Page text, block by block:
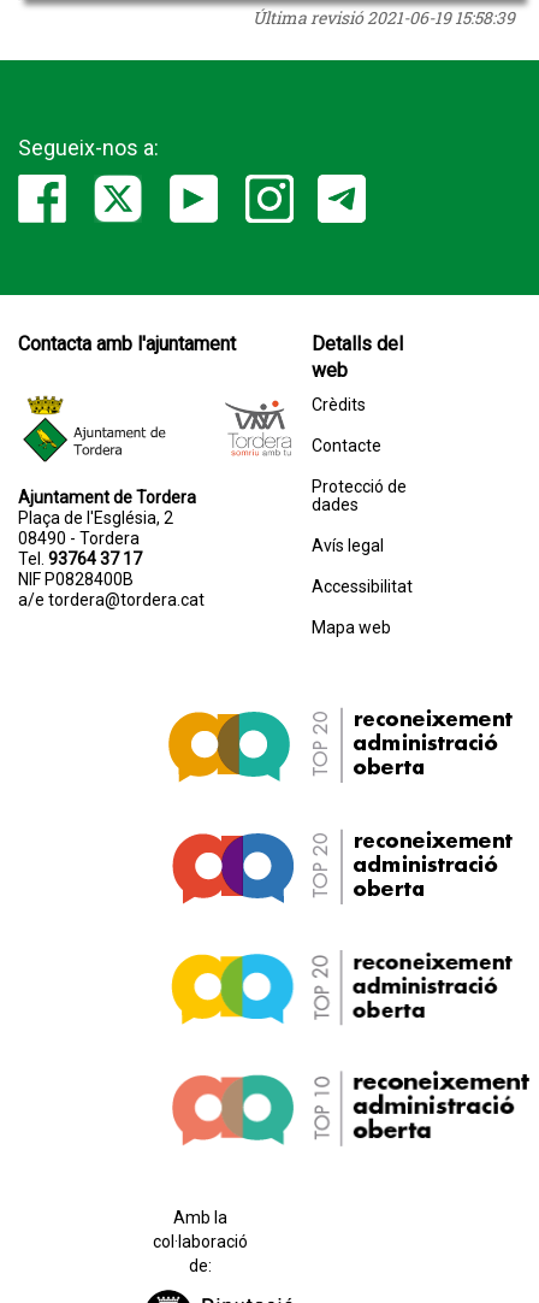
Última revisió2021-06-19 15:58:39
Segueix-nos a:
Contacta amb l'ajuntament
Ajuntament de Tordera
Plaça de l'Església, 2
08490 - Tordera
Tel. 93764 37 17
NIF P0828400B
a/e tordera@tordera.cat
Detalls del
web
Crèdits
Contacte
Protecció de
dades
Avís legal
Accessibilitat
Mapa web
Amb la
col·laboració
de: